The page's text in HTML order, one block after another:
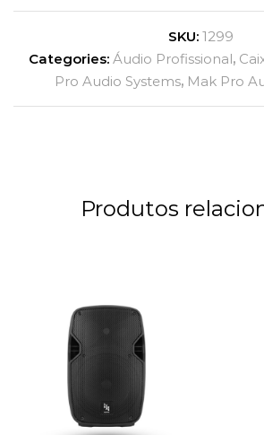
SKU: 1299
Categories: Áudio Profissional,
Pro Audio Systems, Mak Pro
Produtos